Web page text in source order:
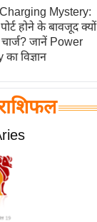
Mystery:
होने के बावजूद क्यों
चार्ज? जानें Power
विज्ञान